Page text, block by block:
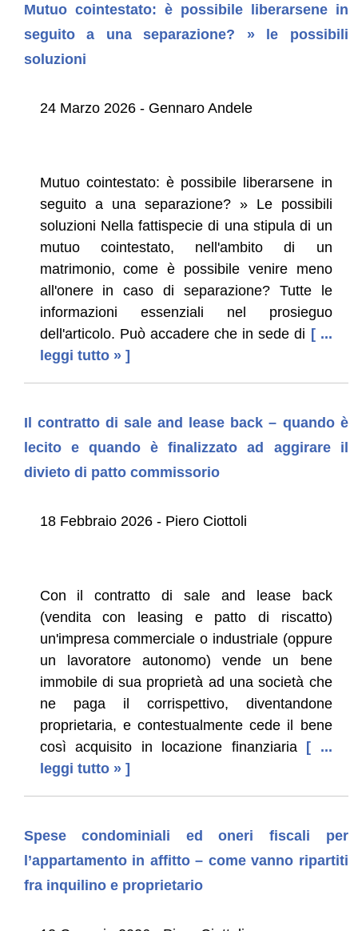
Mutuo cointestato: è possibile liberarsene in
seguito a una separazione? » le possibili
soluzioni
24 Marzo 2026 - Gennaro Andele
Mutuo cointestato: è possibile liberarsene in
seguito a una separazione? » Le possibili
soluzioni Nella fattispecie di una stipula di un
mutuo cointestato, nell'ambito di un
matrimonio, come è possibile venire meno
all'onere in caso di separazione? Tutte le
informazioni essenziali nel prosieguo
dell'articolo. Può accadere che in sede di [ ...
leggi tutto » ]
Il contratto di sale and lease back – quando è
lecito e quando è finalizzato ad aggirare il
divieto di patto commissorio
18 Febbraio 2026 - Piero Ciottoli
Con il contratto di sale and lease back
(vendita con leasing e patto di riscatto)
un'impresa commerciale o industriale (oppure
un lavoratore autonomo) vende un bene
immobile di sua proprietà ad una società che
ne paga il corrispettivo, diventandone
proprietaria, e contestualmente cede il bene
così acquisito in locazione finanziaria
[ ...
leggi tutto » ]
Spese condominiali ed oneri fiscali per
l’appartamento in affitto – come vanno ripartiti
fra inquilino e proprietario